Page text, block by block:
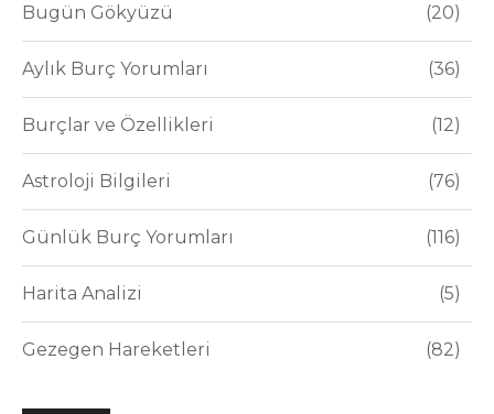
Bugün Gökyüzü 20
Aylık Burç Yorumları 36
Burçlar ve Özellikleri 12
Astroloji Bilgileri 76
Günlük Burç Yorumları 116
Harita Analizi 5
Gezegen Hareketleri 82